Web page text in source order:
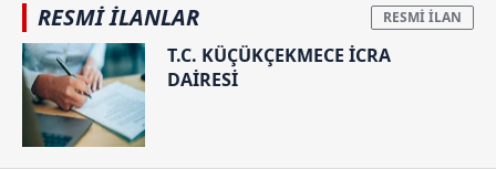
RESMİ İLANLAR
T.C. KÜÇÜKÇEKMECE İCRA
DAİRESİ